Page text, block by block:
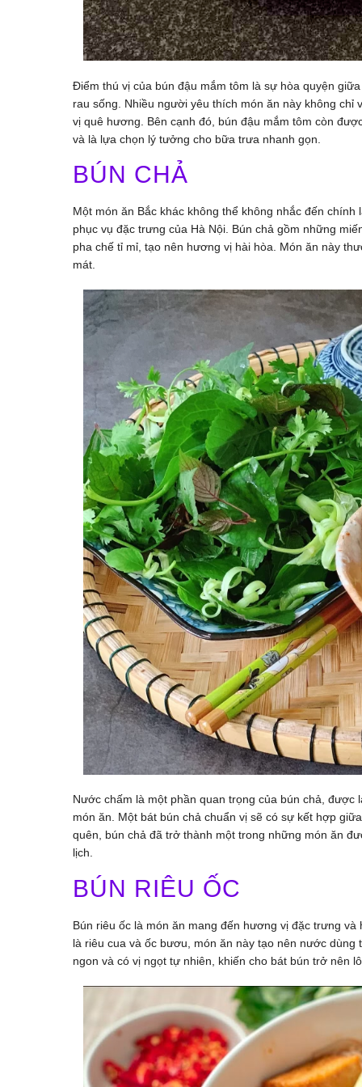
Điểm thú vị của bún đậu mắm tôm là sự hòa quyện
rau sống. Nhiều người yêu thích món ăn này không
vị quê hương. Bên cạnh đó, bún đậu mắm tôm còn
và là lựa chọn lý tưởng cho bữa trưa nhanh gọn.
BÚN CHẢ
Một món ăn Bắc khác không thể không nhắc đến chính
phục vụ đặc trưng của Hà Nội. Bún chả gồm những
pha chế tỉ mỉ, tạo nên hương vị hài hòa. Món ăn này
mát.
Nước chấm là một phần quan trọng của bún chả,
món ăn. Một bát bún chả chuẩn vị sẽ có sự kết hợp
quên, bún chả đã trở thành một trong những món ăn
lịch.
BÚN RIÊU ỐC
Bún riêu ốc là món ăn mang đến hương vị đặc trưng
là riêu cua và ốc bươu, món ăn này tạo nên nước
ngon và có vị ngọt tự nhiên, khiến cho bát bún trở nên